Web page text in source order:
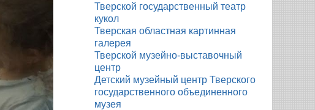
Тверской государственный театр
кукол
Тверская областная картинная
галерея
Тверской музейно-выставочный
центр
Детский музейный центр Тверского
государственного объединенного
музея